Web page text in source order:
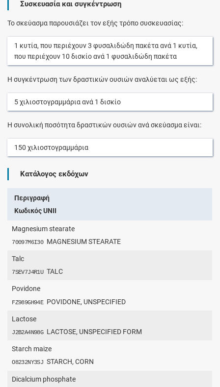
Συσκευασία και συγκέντρωση
Το σκεύασμα παρουσιάζει τον εξής τρόπο συσκευασίας:
1 κυτία, που περιέχουν3 φυσαλιδώδη πακέταανά 1 κυτία,
που περιέχουν 10 δισκίοανά 1 φυσαλιδώδη πακέτα
Η συγκέντρωση των δραστικών ουσιών αναλύεται ως εξής:
5χιλιοστογραμμάριαανά 1 δισκίο
Η συνολική ποσότητα δραστικών ουσιών ανά σκεύασμα είναι:
150 χιλιοστογραμμάρια
Κατάλογος εκδόχων
Περιγραφή
Κωδικός UNII
Magnesium stearate
70097M6I30 MAGNESIUM STEARATE
Talc
7SEV7J4R1U TALC
Povidone
FZ989GH94E POVIDONE, UNSPECIFIED
Lactose
J2B2A4N98G LACTOSE, UNSPECIFIED FORM
Starch maize
O8232NY3SJ STARCH, CORN
Dicalcium phosphate